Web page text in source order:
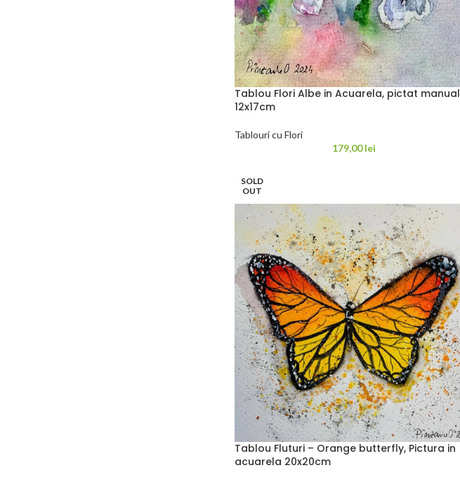
Tablou Flori Albe in Acuarela, pictat manual
12x17cm
Tablouri cu Flori
179,00lei
SOLD
OUT
Tablou Fluturi – Orange butterfly, Pictura in
acuarela 20x20cm